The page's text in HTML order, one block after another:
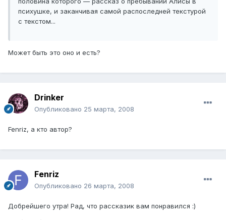
психушке, и заканчивая самой распоследней текстурой
с текстом...
Может быть это оно и есть?
Drinker
Опубликовано 25 марта, 2008
Fenriz, а кто автор?
Fenriz
Опубликовано 26 марта, 2008
Добрейшего утра! Рад, что рассказик вам понравился :)